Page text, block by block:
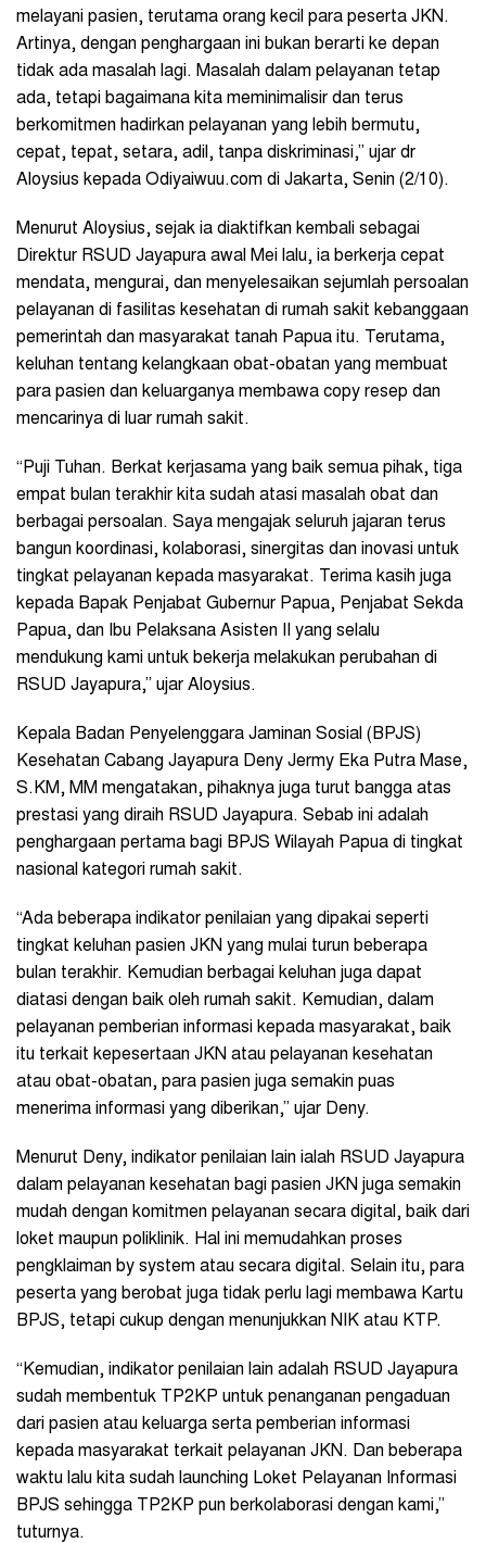
melayani pasien, terutama orang kecil para peserta JKN.
Artinya, dengan penghargaan ini bukan berarti ke depan
tidak ada masalah lagi. Masalah dalam pelayanan tetap
ada, tetapi bagaimana kita meminimalisir dan terus
berkomitmen hadirkan pelayanan yang lebih bermutu,
cepat, tepat, setara, adil, tanpa diskriminasi,” ujar dr
Aloysius kepada Odiyaiwuu.com di Jakarta, Senin (2/10).
Menurut Aloysius, sejak ia diaktifkan kembali sebagai
Direktur RSUD Jayapura awal Mei lalu, ia berkerja cepat
mendata, mengurai, dan menyelesaikan sejumlah persoalan
pelayanan di fasilitas kesehatan di rumah sakit kebanggaan
pemerintah dan masyarakat tanah Papua itu. Terutama,
keluhan tentang kelangkaan obat-obatan yang membuat
para pasien dan keluarganya membawa copy resep dan
mencarinya di luar rumah sakit.
“Puji Tuhan. Berkat kerjasama yang baik semua pihak, tiga
empat bulan terakhir kita sudah atasi masalah obat dan
berbagai persoalan. Saya mengajak seluruh jajaran terus
bangun koordinasi, kolaborasi, sinergitas dan inovasi untuk
tingkat pelayanan kepada masyarakat. Terima kasih juga
kepada Bapak Penjabat Gubernur Papua, Penjabat Sekda
Papua, dan Ibu Pelaksana Asisten II yang selalu
mendukung kami untuk bekerja melakukan perubahan di
RSUD Jayapura,” ujar Aloysius.
Kepala Badan Penyelenggara Jaminan Sosial (BPJS)
Kesehatan Cabang Jayapura Deny Jermy Eka Putra Mase,
S.KM, MM mengatakan, pihaknya juga turut bangga atas
prestasi yang diraih RSUD Jayapura. Sebab ini adalah
penghargaan pertama bagi BPJS Wilayah Papua di tingkat
nasional kategori rumah sakit.
“Ada beberapa indikator penilaian yang dipakai seperti
tingkat keluhan pasien JKN yang mulai turun beberapa
bulan terakhir. Kemudian berbagai keluhan juga dapat
diatasi dengan baik oleh rumah sakit. Kemudian, dalam
pelayanan pemberian informasi kepada masyarakat, baik
itu terkait kepesertaan JKN atau pelayanan kesehatan
atau obat-obatan, para pasien juga semakin puas
menerima informasi yang diberikan,” ujar Deny.
Menurut Deny, indikator penilaian lain ialah RSUD Jayapura
dalam pelayanan kesehatan bagi pasien JKN juga semakin
mudah dengan komitmen pelayanan secara digital, baik dari
loket maupun poliklinik. Hal ini memudahkan proses
pengklaiman by system atau secara digital. Selain itu, para
peserta yang berobat juga tidak perlu lagi membawa Kartu
BPJS, tetapi cukup dengan menunjukkan NIK atau KTP.
“Kemudian, indikator penilaian lain adalah RSUD Jayapura
sudah membentuk TP2KP untuk penanganan pengaduan
dari pasien atau keluarga serta pemberian informasi
kepada masyarakat terkait pelayanan JKN. Dan beberapa
waktu lalu kita sudah launching Loket Pelayanan Informasi
BPJS sehingga TP2KP pun berkolaborasi dengan kami,”
tuturnya.